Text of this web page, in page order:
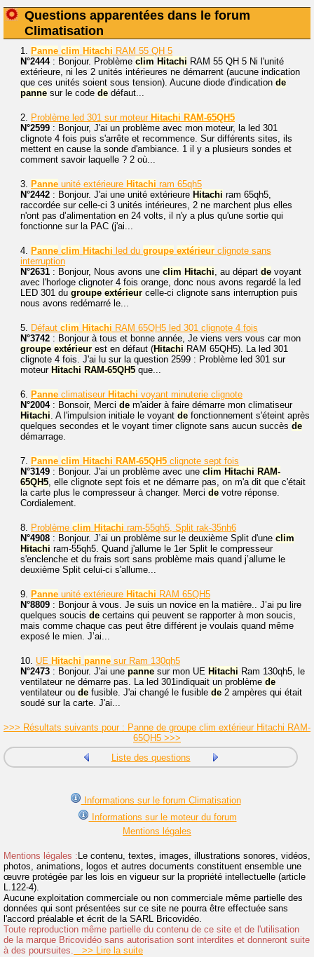
Questions apparentées dans le forum
Climatisation
1. Panne clim Hitachi RAM 55 QH 5
N°2444: Bonjour. Problème clim Hitachi RAM 55 QH 5 Ni l'unité
extérieure, ni les 2 unités intérieures ne démarrent (aucune indication
que ces unités soient sous tension). Aucune diode d'indication de
panne sur le code de défaut...
2. Problème led 301 sur moteur Hitachi RAM-65QH5
N°2599 : Bonjour, J'ai un problème avec mon moteur, la led 301
clignote 4 fois puis s'arrête et recommence. Sur différents sites, ils
mettent en cause la sonde d'ambiance. 1 il y a plusieurs sondes et
comment savoir laquelle ? 2 où...
3. Panne unité extérieure Hitachi ram 65qh5
N°2442 : Bonjour. J'ai une unité extérieure Hitachi ram 65qh5,
raccordée sur celle-ci 3 unités intérieures, 2 ne marchent plus elles
n'ont pas d’alimentation en 24 volts, il n'y a plus qu'une sortie qui
fonctionne sur la PAC (j'ai...
4. Panne clim Hitachi led du groupe extérieur clignote sans
interruption
N°2631 : Bonjour, Nous avons une clim Hitachi, au départ de voyant
avec l'horloge clignoter 4 fois orange, donc nous avons regardé la led
LED 301 du groupe extérieur celle-ci clignote sans interruption puis
nous avons redémarré le...
5. Défaut clim Hitachi RAM 65QH5 led 301 clignote 4 fois
N°3742 : Bonjour à tous et bonne année, Je viens vers vous car mon
groupe extérieur est en défaut (Hitachi RAM 65QH5). La led 301
clignote 4 fois. J'ai lu sur la question 2599 : Problème led 301 sur
moteur Hitachi RAM-65QH5 que...
6. Panne climatiseur Hitachi voyant minuterie clignote
N°2004: Bonsoir, Merci de m'aider à faire démarre mon climatiseur
Hitachi. A l'impulsion initiale le voyant de fonctionnement s'éteint après
quelques secondes et le voyant timer clignote sans aucun succès de
démarrage.
7. Panne clim Hitachi RAM-65QH5 clignote sept fois
N°3149 : Bonjour. J'ai un problème avec une clim Hitachi RAM-
65QH5, elle clignote sept fois et ne démarre pas, on m'a dit que c'était
la carte plus le compresseur à changer. Merci de votre réponse.
Cordialement.
8. Problème clim Hitachi ram-55qh5, Split rak-35nh6
N°4908 : Bonjour. J’ai un problème sur le deuxième Split d'une clim
Hitachi ram-55qh5. Quand j'allume le 1er Split le compresseur
s'enclenche et du frais sort sans problème mais quand j’allume le
deuxième Split celui-ci s'allume...
9. Panne unité extérieure Hitachi RAM 65QH5
N°8809 : Bonjour à vous. Je suis un novice en la matière.. J’ai pu lire
quelques soucis de certains qui peuvent se rapporter à mon soucis,
mais comme chaque cas peut être différent je voulais quand même
exposé le mien. J’ai...
10. UE Hitachi panne sur Ram 130qh5
N°2473 : Bonjour. J'ai une panne sur mon UE Hitachi Ram 130qh5, le
ventilateur ne démarre pas. La led 301indiquait un problème de
ventilateur ou de fusible. J'ai changé le fusible de 2 ampères qui était
soudé sur la carte. J'ai...
>>> Résultats suivants pour : Panne de groupe clim extérieur Hitachi RAM-
65QH5 >>>
Liste des questions
Informations sur le forum Climatisation
Informations sur le moteur du forum
Mentions légales
Mentions légales : Le contenu, textes, images, illustrations sonores, vidéos,
photos, animations, logos et autres documents constituent ensemble une
œuvre protégée par les lois en vigueur sur la propriété intellectuelle (article
L.122-4).
Aucune exploitation commerciale ou non commerciale même partielle des
données qui sont présentées sur ce site ne pourra être effectuée sans
l'accord préalable et écrit de la SARL Bricovidéo.
Toute reproduction même partielle du contenu de ce site et de l'utilisation
de la marque Bricovidéo sans autorisation sont interdites et donneront suite
à des poursuites. >> Lire la suite